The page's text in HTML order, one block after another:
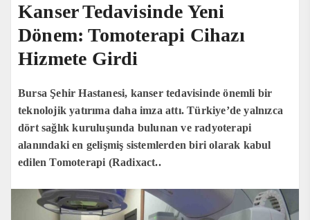
Kanser Tedavisinde Yeni
Dönem: Tomoterapi Cihazı
Hizmete Girdi
Bursa Şehir Hastanesi, kanser tedavisinde önemli bir
teknolojik yatırıma daha imza attı. Türkiye’de yalnızca
dört sağlık kuruluşunda bulunan ve radyoterapi
alanındaki en gelişmiş sistemlerden biri olarak kabul
edilen Tomoterapi (Radixact..